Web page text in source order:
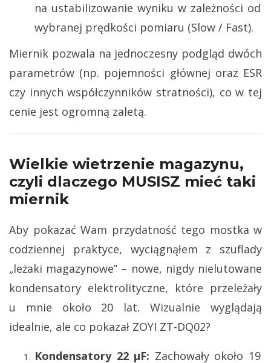
na ustabilizowanie wyniku w zależności od
wybranej prędkości pomiaru (Slow / Fast).
Miernik pozwala na jednoczesny podgląd dwóch
parametrów (np. pojemności głównej oraz ESR
czy innych współczynników stratności), co w tej
cenie jest ogromną zaletą.
Wielkie wietrzenie magazynu,
czyli dlaczego MUSISZ mieć taki
miernik
Aby pokazać Wam przydatność tego mostka w
codziennej praktyce, wyciągnąłem z szuflady
„leżaki magazynowe” – nowe, nigdy nielutowane
kondensatory elektrolityczne, które przeleżały
u mnie około 20 lat. Wizualnie wyglądają
idealnie, ale co pokazał ZOYI ZT-DQ02?
Kondensatory 22 µF: Zachowały około 19